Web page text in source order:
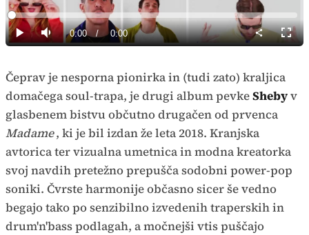
Predvajaj
Predvajaj
Tiho Current
0:00 / Duration
0:00
Loaded:
0%
način
Čeprav je nesporna pionirka in (tudi zato) kraljica
domačega soul-trapa, je drugi album pevkeShebyv
glasbenem bistvu občutno drugačen od prvenca
Madame, ki je bil izdan že leta 2018. Kranjska
avtorica ter vizualna umetnica in modna kreatorka
svoj navdih pretežno prepušča sodobni power-pop
soniki. Čvrste harmonije občasno sicer še vedno
begajo tako po senzibilno izvedenih traperskih in
drum'n'bass podlagah, a močnejši vtis puščajo